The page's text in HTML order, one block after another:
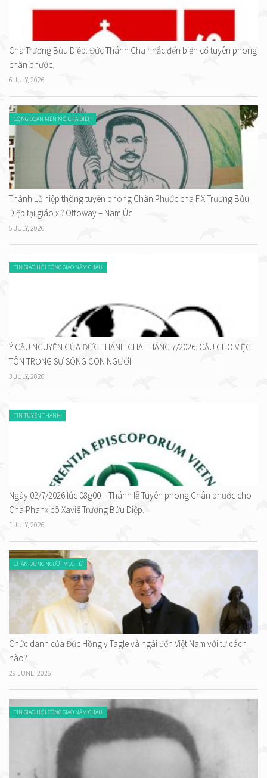
Cha Trương Bửu Diệp: Đức Thánh Cha nhắc đến biến cố tuyên phong
chân phước.
6 JULY, 2026
CỘNG ĐOÀN MẾN MỘ CHA DIỆP
Thánh Lễ hiệp thông tuyên phong Chân Phước cha F.X Trương Bửu
Diệp tại giáo xứ Ottoway – Nam Úc.
5 JULY, 2026
TIN GIÁO HỘI CÔNG GIÁO NĂM CHÂU
Ý CẦU NGUYỆN CỦA ĐỨC THÁNH CHA THÁNG 7/2026: CẦU CHO VIỆC
TÔN TRỌNG SỰ SỐNG CON NGƯỜI.
3 JULY, 2026
TIN TUYÊN THÁNH
Ngày 02/7/2026 lúc 08g00 – Thánh lễ Tuyên phong Chân phước cho
Cha Phanxicô Xaviê Trương Bửu Diệp.
1 JULY, 2026
CHÂN DUNG NGƯỜI MỤC TỬ
Chức danh của Đức Hồng y Tagle và ngài đến Việt Nam với tư cách
nào?
29 JUNE, 2026
TIN GIÁO HỘI CÔNG GIÁO NĂM CHÂU